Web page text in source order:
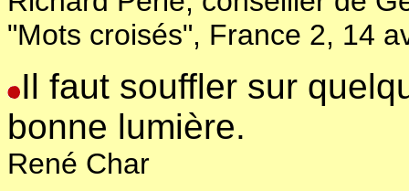
"Mots croisés", France 2, 14
Il faut souffler sur
bonne lumière.
René Char